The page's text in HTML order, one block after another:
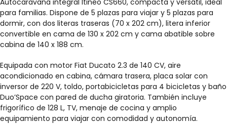
para familias. Dispone de 5 plazas para viajar y 5 plazas para
dormir, con dos literas traseras (70 x 202 cm), litera inferior
convertible en cama de 130 x 202 cm y cama abatible sobre
cabina de 140 x 188 cm.
Equipada con motor Fiat Ducato 2.3 de 140 CV, aire
acondicionado en cabina, cámara trasera, placa solar con
inversor de 220 V, toldo, portabicicletas para 4 bicicletas y baño
Duo’Space con pared de ducha giratoria. También incluye
frigorífico de 128 L, TV, menaje de cocina y amplio
equipamiento para viajar con comodidad y autonomía.